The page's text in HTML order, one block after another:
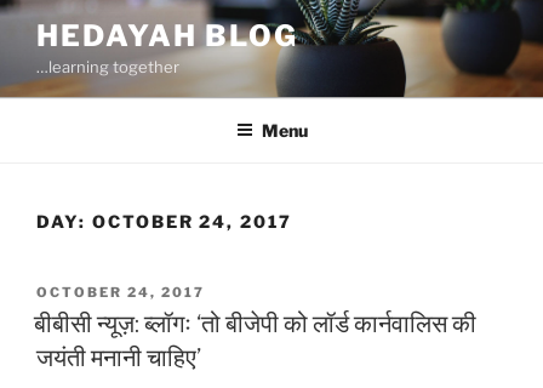
Skip
content
HEDAYAH BLOG
…learning together
Menu
DAY: OCTOBER 24, 2017
POSTED
ON
OCTOBER 24, 2017
बीबीसी न्यूज़: ब्लॉगः ‘तो बीजेपी को लॉर्ड कार्नवालिस की
जयंती मनानी चाहिए’